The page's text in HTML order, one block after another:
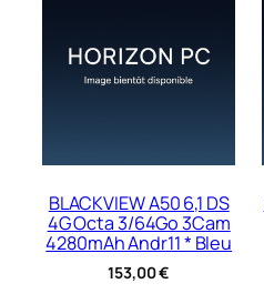
BLACKVIEW A50 6,1 DS
4G Octa 3/64Go 3Cam
4280mAh Andr11 * Bleu
153,00€